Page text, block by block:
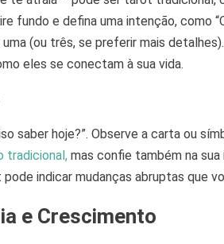
fundo e defina uma intenção, como
uma (ou três, se preferir mais
eles se conectam à sua vida.
saber hoje?”. Observe a carta ou
tradicional, mas confie também na
indicar mudanças abruptas que
e Crescimento